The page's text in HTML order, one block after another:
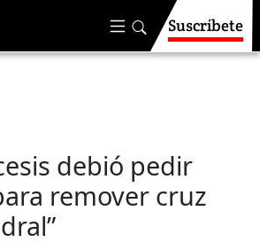
Suscríbete
debió pedir
remover cruz